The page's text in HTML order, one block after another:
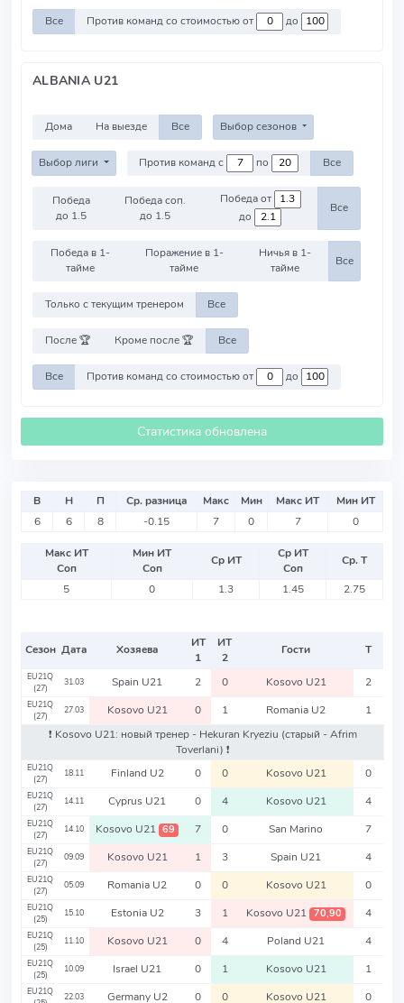
Все Против команд со стоимостью от до
ALBANIA U21
Дома На выезде Все Выбор сезонов
Выбор лиги Против команд с по Все
Победа
до 1.5
Победа соп.
до 1.5
Победа от
до
Все
Победа в 1-
тайме
Поражение в 1-
тайме
Ничья в 1-
тайме
Все
Только с текущим тренером Все
После 🏆 Кроме после 🏆 Все
Все Против команд со стоимостью от до
Статистика обновлена
В Н П Ср. разница Макс Мин Макс ИТ
Мин ИТ
6
6 8 -0.15 7 0 7 0
Макс ИТ
Соп
Мин ИТ
Соп
Ср ИТ
Ср ИТ
Соп
Ср. Т
5
0 1.3 1.45 2.75
Сезон Дата Хозяева
ИТ
1
ИТ
2
Гости Т
EU21Q
(27)
31.03 Spain U21 2 0 Kosovo U21 2
EU21Q
(27)
27.03 Kosovo U21 0 1 Romania U2
1
❗️ Kosovo U21: новый тренер - Hekuran Kryeziu (старый - Afrim
Toverlani) ❗️
EU21Q
(27)
18.11 Finland U2 0 0 Kosovo U21 0
EU21Q
(27)
14.11 Cyprus U21 0 4 Kosovo U21 4
EU21Q
(27)
14.10 Kosovo U21 69 7 0 San Marino 7
EU21Q
(27)
09.09 Kosovo U21 1 3 Spain U21 4
EU21Q
(27)
05.09 Romania U2 0 0 Kosovo U21 0
EU21Q
(25)
15.10 Estonia U2 3 1 Kosovo U21 70,90 4
EU21Q
(25)
11.10 Kosovo U21 0 4 Poland U21 4
EU21Q
(25)
10.09 Israel U21 0 1 Kosovo U21 1
EU21Q
22.03 Germany U2 0 0 Kosovo U21 0